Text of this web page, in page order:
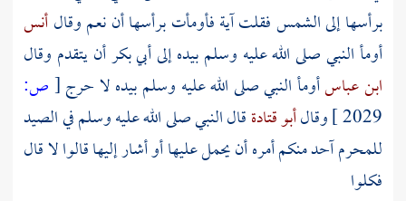
برأسها إلى الشمس فقلت آية فأومأت برأسها أن نعم وقالأنس
أومأ النبي صلى الله عليه وسلم بيده إلىأبي بكرأن يتقدم وقال
ابن عباسأومأ النبي صلى الله عليه وسلم بيده لا حرج[ص:
2029 ] وقالأبو قتادةقال النبي صلى الله عليه وسلم في الصيد
للمحرم آحد منكم أمره أن يحمل عليها أو أشار إليها قالوا لا قال
فكلوا